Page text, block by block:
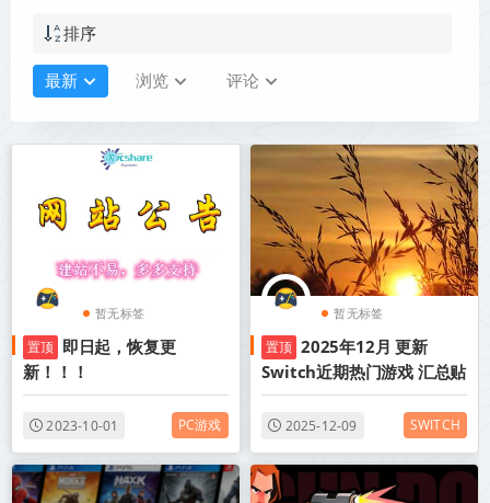
排序
最新 浏览 评论
暂无标签
置顶 即日起，恢复更
新！！！
2023-10-01 PC游戏
暂无标签
置顶 2025年12月 更新
Switch近期热门游戏 汇总贴
2025-12-09 SWITCH